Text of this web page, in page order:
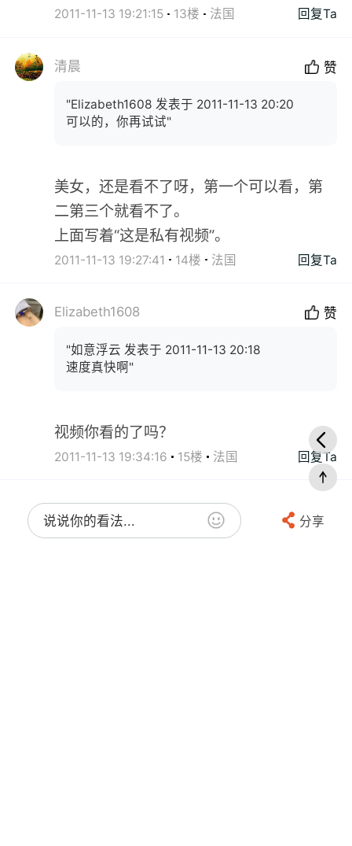
2011-11-13 19:21:15 13楼 法国 回复Ta
清晨 赞
"Elizabeth1608 发表于 2011-11-13 20:20
可以的，你再试试"
美女，还是看不了呀，第一个可以看，第
二第三个就看不了。
上面写着“这是私有视频”。
2011-11-13 19:27:41 14楼 法国 回复Ta
Elizabeth1608 赞
"如意浮云 发表于 2011-11-13 20:18
速度真快啊"
视频你看的了吗？
2011-11-13 19:34:16 15楼 法国 回复Ta
说说你的看法... 分享